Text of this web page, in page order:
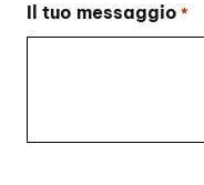
Il tuo messaggio *